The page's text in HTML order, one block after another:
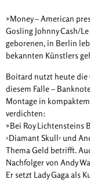
»Money – American
Gosling Johnny Cash/
geborenen, in Berlin
bekannten Künstlers
Boitard nutzt heute
diesem Falle –
Montage in
verdichten:
»Bei Roy Lichtensteins
›Diamant Skull‹ und
Thema Geld betrifft.
Nachfolger von Andy
Er setzt Lady Gaga als